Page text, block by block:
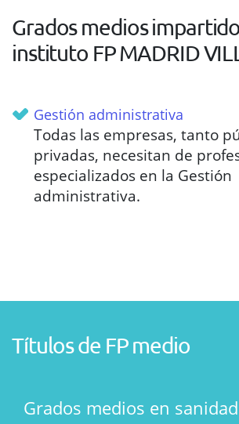
Grados medios
instituto FP MADRID
Gestión administrativa
Todas las empresas, tanto
privadas, necesitan de
especializados en la Gestión
administrativa.
Títulos de FP medio
Grados medios en sanidad